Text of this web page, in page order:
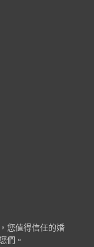
您值得信任的婚
們。